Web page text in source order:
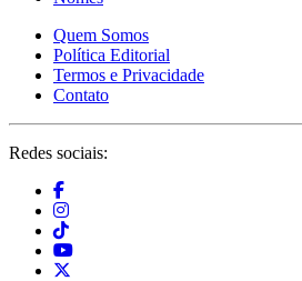
Quem Somos
Política Editorial
Termos e Privacidade
Contato
Redes sociais: